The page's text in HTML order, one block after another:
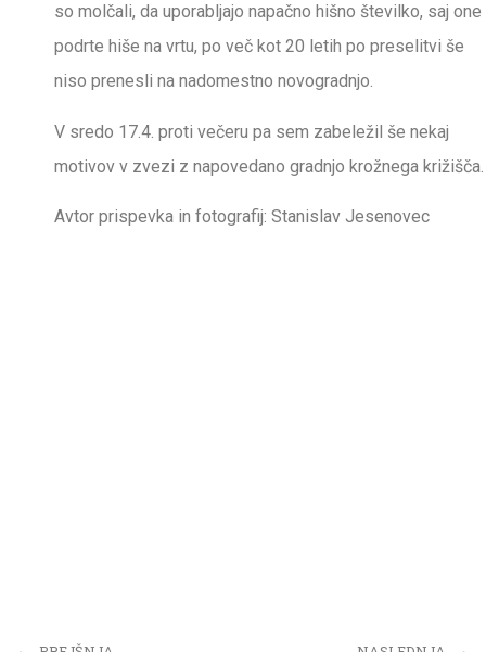
so molčali, da uporabljajo napačno hišno številko, saj
podrte hiše na vrtu, po več kot 20 letih po preselitvi še
niso prenesli na nadomestno novogradnjo.
V sredo 17.4. proti večeru pa sem zabeležil še nekaj
motivov v zvezi z napovedano gradnjo krožnega križišča.
Avtor prispevka in fotografij: Stanislav Jesenovec